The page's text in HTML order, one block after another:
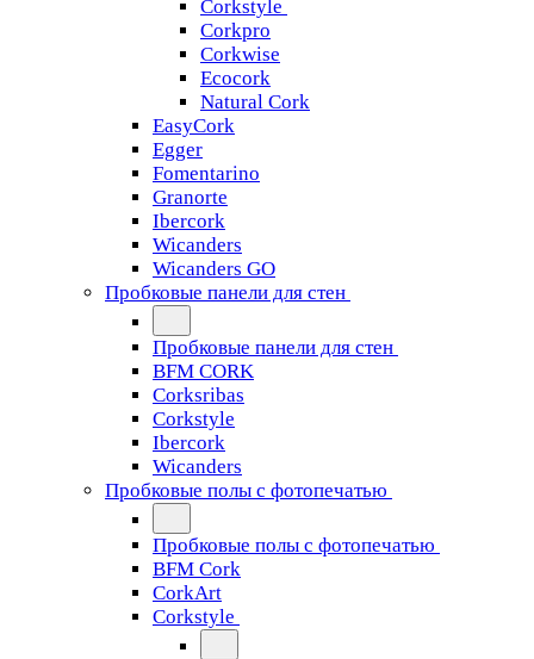
Corkstyle
Corkpro
Corkwise
Ecocork
Natural Cork
EasyCork
Egger
Fomentarino
Granorte
Ibercork
Wicanders
Wicanders GO
Пробковые панели для стен
Пробковые панели для стен
BFM CORK
Corksribas
Corkstyle
Ibercork
Wicanders
Пробковые полы с фотопечатью
Пробковые полы с фотопечатью
BFM Cork
CorkArt
Corkstyle